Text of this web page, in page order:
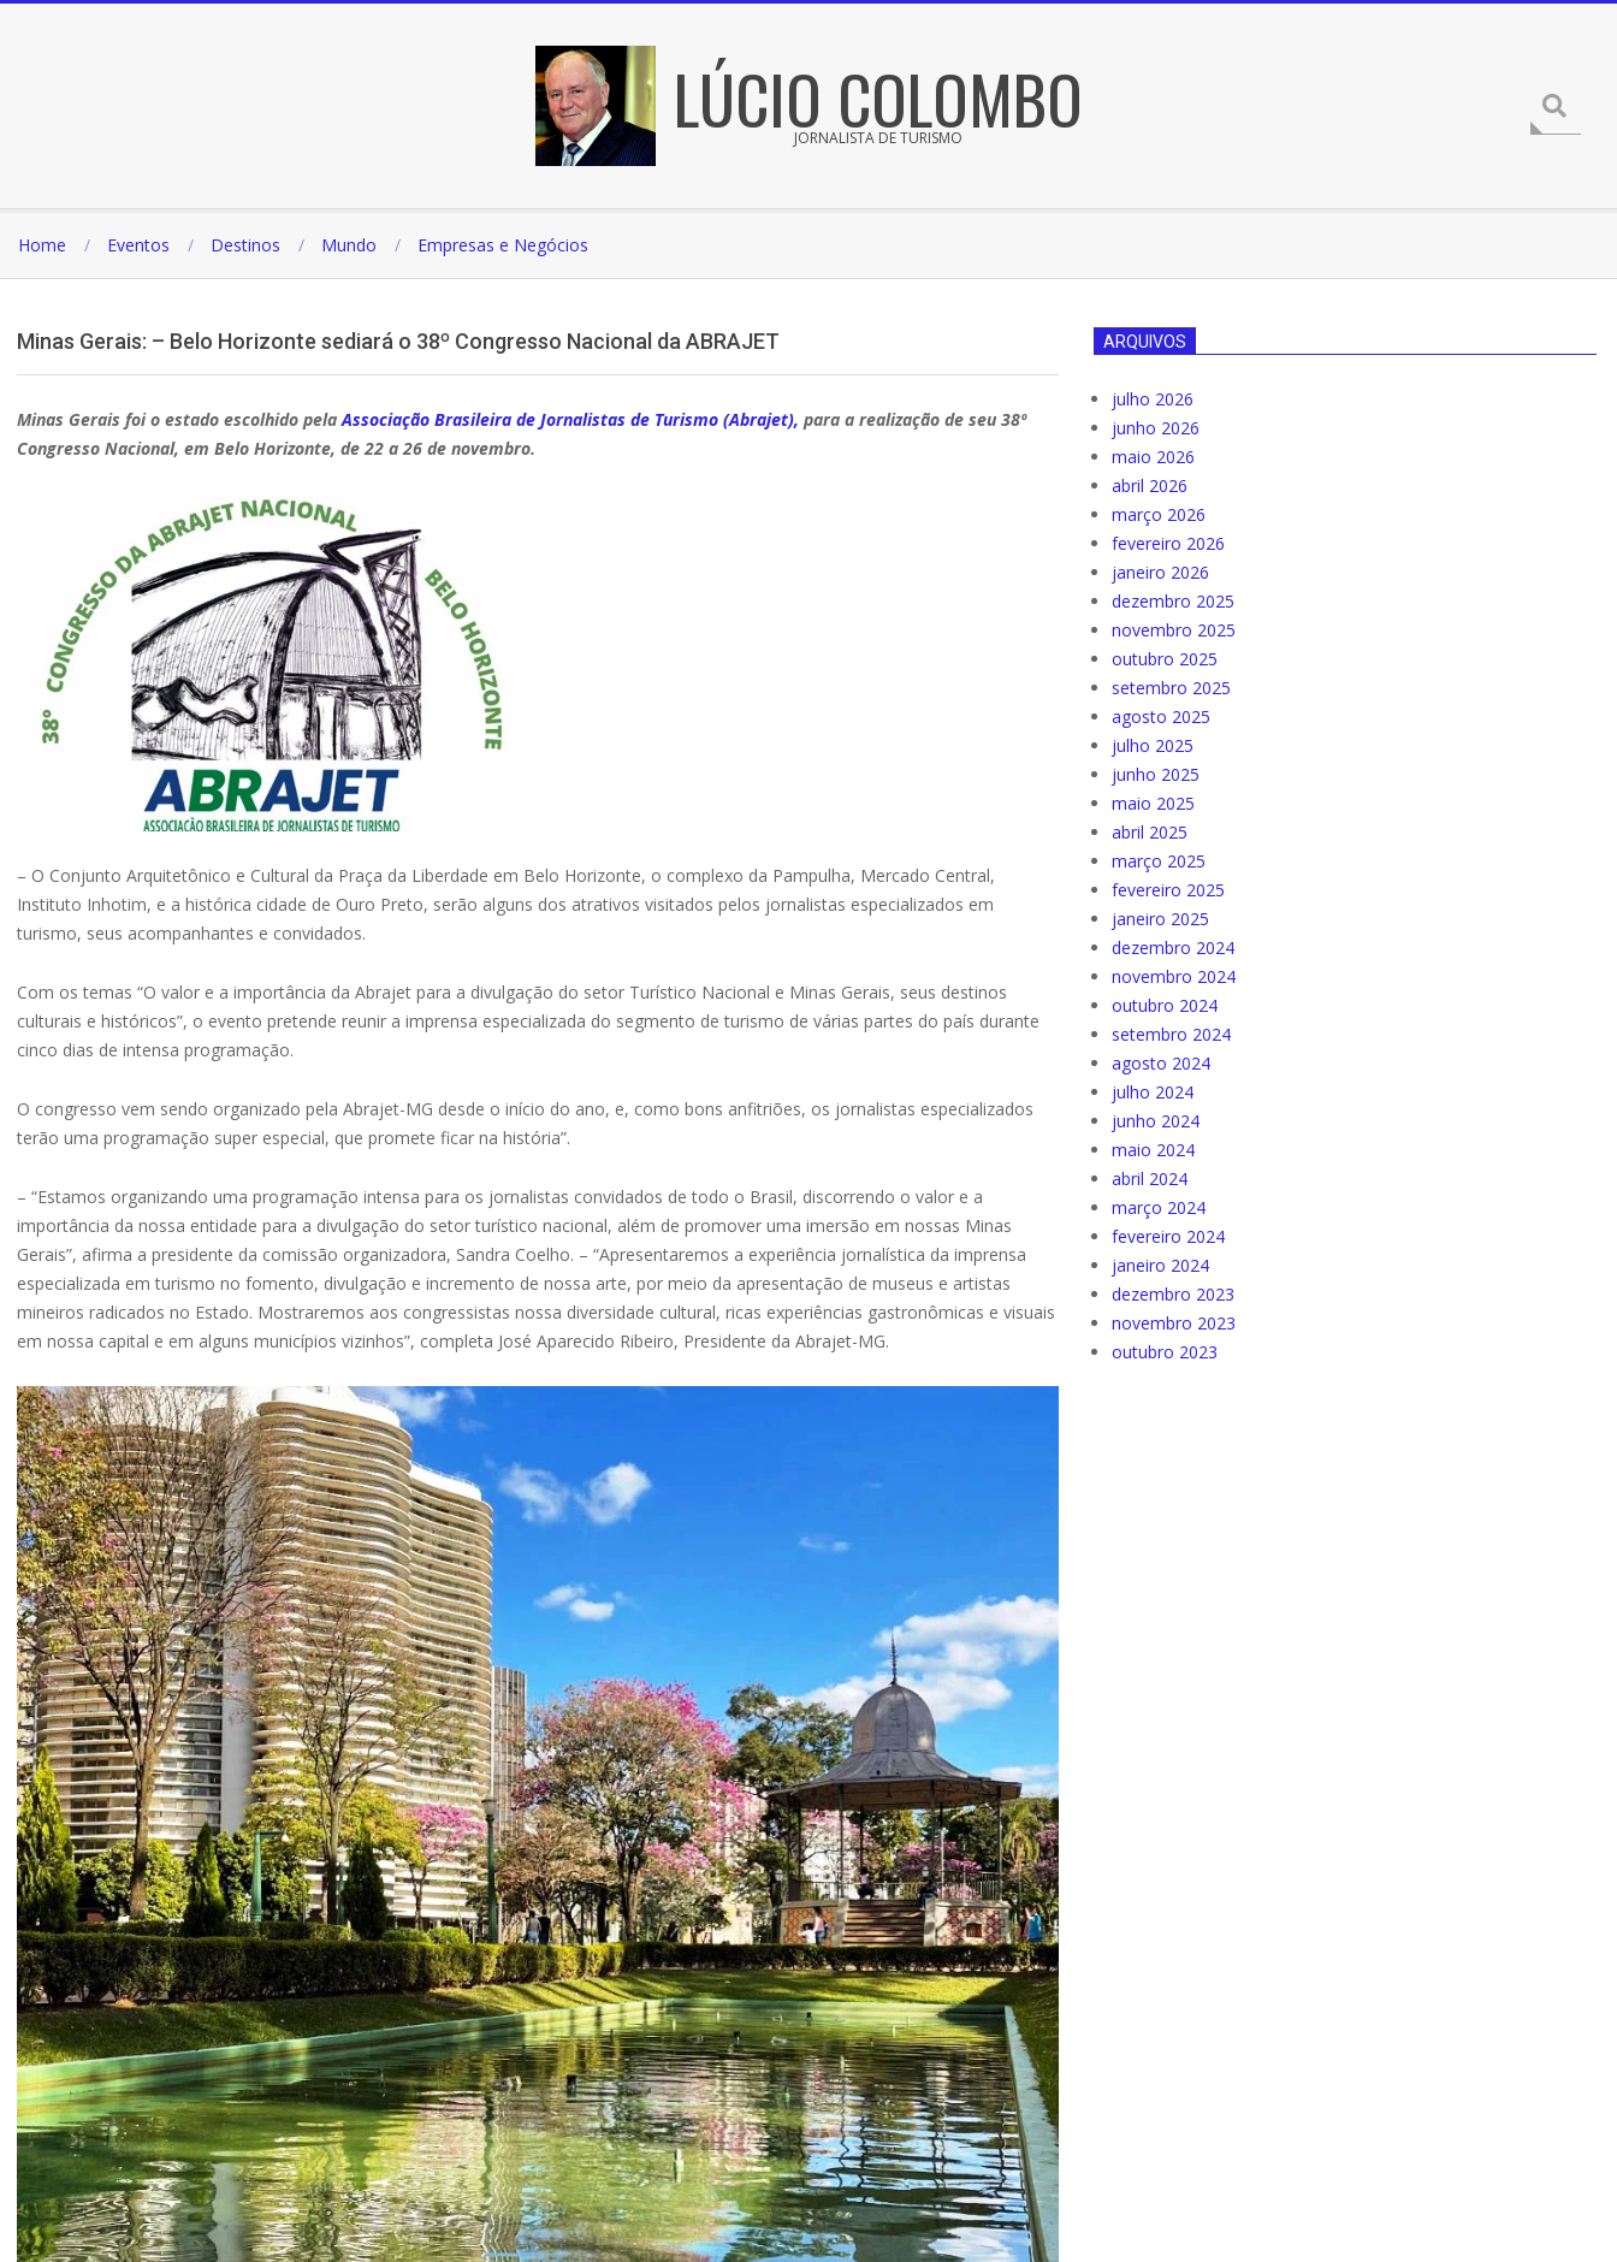
LÚCIO COLOMBO
JORNALISTA DE TURISMO
Home Eventos Destinos Mundo Empresas e Negócios
Minas Gerais: – Belo Horizonte sediará o 38º Congresso Nacional da ABRAJET
Minas Gerais foi o estado escolhido pelaAssociação Brasileira de Jornalistas de Turismo (Abrajet), para a realização de seu 38º
Congresso Nacional, em Belo Horizonte, de 22 a 26 de novembro.
– O Conjunto Arquitetônico e Cultural da Praça da Liberdade em Belo Horizonte, o complexo da Pampulha, Mercado Central,
Instituto Inhotim, e a histórica cidade de Ouro Preto, serão alguns dos atrativos visitados pelos jornalistas especializados em
turismo, seus acompanhantes e convidados.
Com os temas “O valor e a importância da Abrajet para a divulgação do setor Turístico Nacional e Minas Gerais, seus destinos
culturais e históricos”, o evento pretende reunir a imprensa especializada do segmento de turismo de várias partes do país durante
cinco dias de intensa programação.
O congresso vem sendo organizado pela Abrajet-MG desde o início do ano, e, como bons anfitriões, os jornalistas especializados
terão uma programação super especial, que promete ficar na história”.
– “Estamos organizando uma programação intensa para os jornalistas convidados de todo o Brasil, discorrendo o valor e a
importância da nossa entidade para a divulgação do setor turístico nacional, além de promover uma imersão em nossas Minas
Gerais”, afirma a presidente da comissão organizadora, Sandra Coelho. – “Apresentaremos a experiência jornalística da imprensa
especializada em turismo no fomento, divulgação e incremento de nossa arte, por meio da apresentação de museus e artistas
mineiros radicados no Estado. Mostraremos aos congressistas nossa diversidade cultural, ricas experiências gastronômicas e visuais
em nossa capital e em alguns municípios vizinhos”, completa José Aparecido Ribeiro, Presidente da Abrajet-MG.
ARQUIVOS
julho 2026
junho 2026
maio 2026
abril 2026
março 2026
fevereiro 2026
janeiro 2026
dezembro 2025
novembro 2025
outubro 2025
setembro 2025
agosto 2025
julho 2025
junho 2025
maio 2025
abril 2025
março 2025
fevereiro 2025
janeiro 2025
dezembro 2024
novembro 2024
outubro 2024
setembro 2024
agosto 2024
julho 2024
junho 2024
maio 2024
abril 2024
março 2024
fevereiro 2024
janeiro 2024
dezembro 2023
novembro 2023
outubro 2023